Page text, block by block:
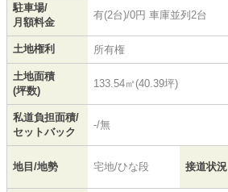
駐車場/
月額料金
有(2台)/0円 車庫並列2台
土地権利 所有権
土地面積
(坪数)
133.54㎡(40.39坪)
私道負担面積/
セットバック
-/無
地目/地勢 宅地/ひな段 接道状況